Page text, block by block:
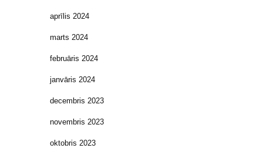
aprīlis 2024
marts 2024
februāris 2024
janvāris 2024
decembris 2023
novembris 2023
oktobris 2023